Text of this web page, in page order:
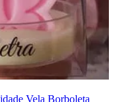
Vela Borboleta